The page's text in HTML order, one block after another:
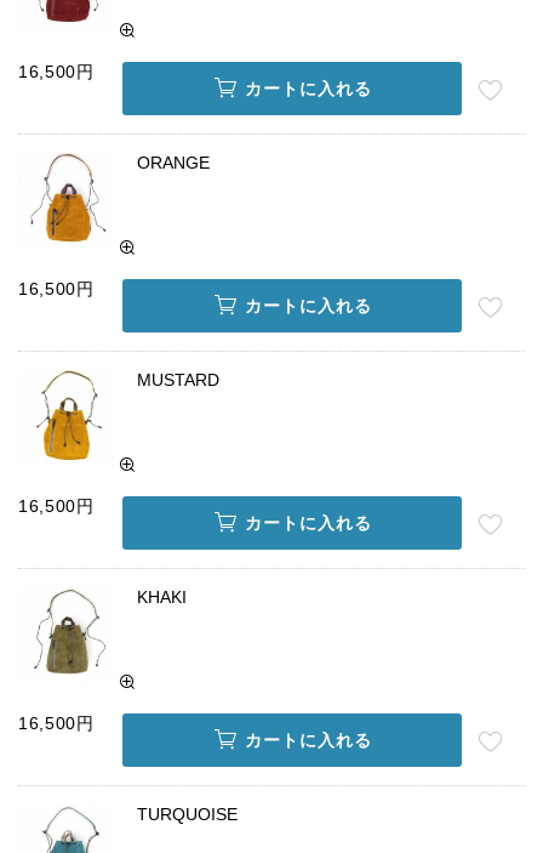
16,500円
カートに入れる
ORANGE
16,500円
カートに入れる
MUSTARD
16,500円
カートに入れる
KHAKI
16,500円
カートに入れる
TURQUOISE